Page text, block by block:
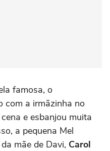
famosa, o
com a irmãzinha no
e esbanjou muita
a pequena Mel
mãe de Davi, Carol